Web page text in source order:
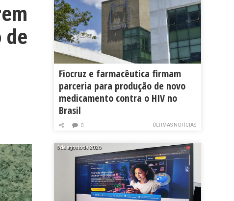
de
Fiocruz e farmacêutica firmam
parceria para produção de novo
medicamento contra o HIV no
Brasil
ÚLTIMAS NOTÍCIAS
0
6 de agosto de 2026